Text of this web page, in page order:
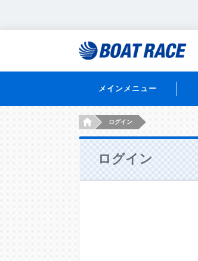
メインメニュー
HOMEログイン
ログイン